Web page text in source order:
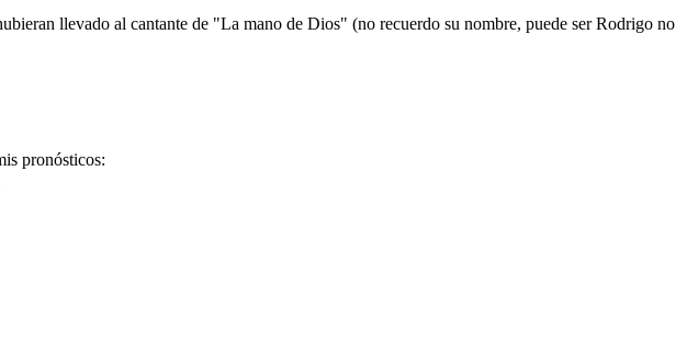
llevado al cantante de "La mano de Dios" (no recuerdo su nombre, puede ser Rodrigo no
pronósticos: